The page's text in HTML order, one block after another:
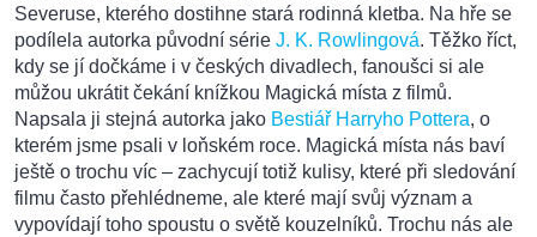
Severuse, kterého dostihne stará rodinná kletba. Na hře se
podílela autorka původní série J. K. Rowlingová. Těžko říct,
kdy se jí dočkáme i v českých divadlech, fanoušci si ale
můžou ukrátit čekání knížkou Magická místa z filmů.
Napsala ji stejná autorka jako Bestiář Harryho Pottera, o
kterém jsme psali v loňském roce. Magická místa nás baví
ještě o trochu víc – zachycují totiž kulisy, které při sledování
filmu často přehlédneme, ale které mají svůj význam a
vypovídají toho spoustu o světě kouzelníků. Trochu nás ale